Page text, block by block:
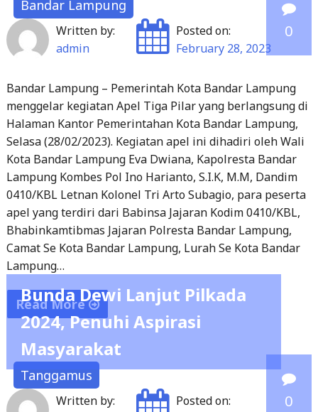
0
Written by:
admin
February 28, 2023
menggelar kegiatan Apel Tiga Pilar yang berlangsung di
Halaman Kantor Pemerintahan Kota Bandar Lampung,
Selasa (28/02/2023). Kegiatan apel ini dihadiri oleh Wali
Kota Bandar Lampung Eva Dwiana, Kapolresta Bandar
Lampung Kombes Pol Ino Harianto, S.I.K, M.M, Dandim
0410/KBL Letnan Kolonel Tri Arto Subagio, para peserta
apel yang terdiri dari Babinsa Jajaran Kodim 0410/KBL,
Bhabinkamtibmas Jajaran Polresta Bandar Lampung,
Camat Se Kota Bandar Lampung, Lurah Se Kota Bandar
Lampung…
Read More
"Apel
Tiga
Pilar,
Kapolresta
Bandar
Lampung
Tanggamus
0
Bunda Dewi Lanjut Pilkada
2024, Penuhi Aspirasi
Masyarakat
Written by:
admin
February 27, 2023